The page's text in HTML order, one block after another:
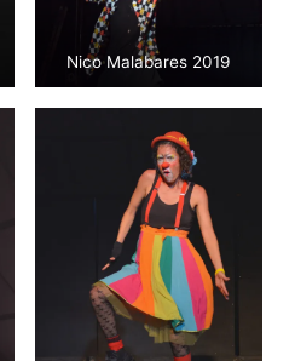
Nico Malabares 2019